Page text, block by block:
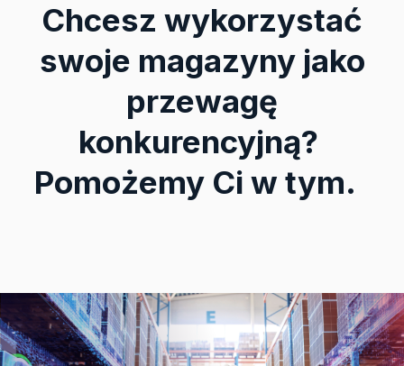
Chcesz wykorzystać
swoje magazyny jako
przewagę
konkurencyjną?
Pomożemy Ci w tym.